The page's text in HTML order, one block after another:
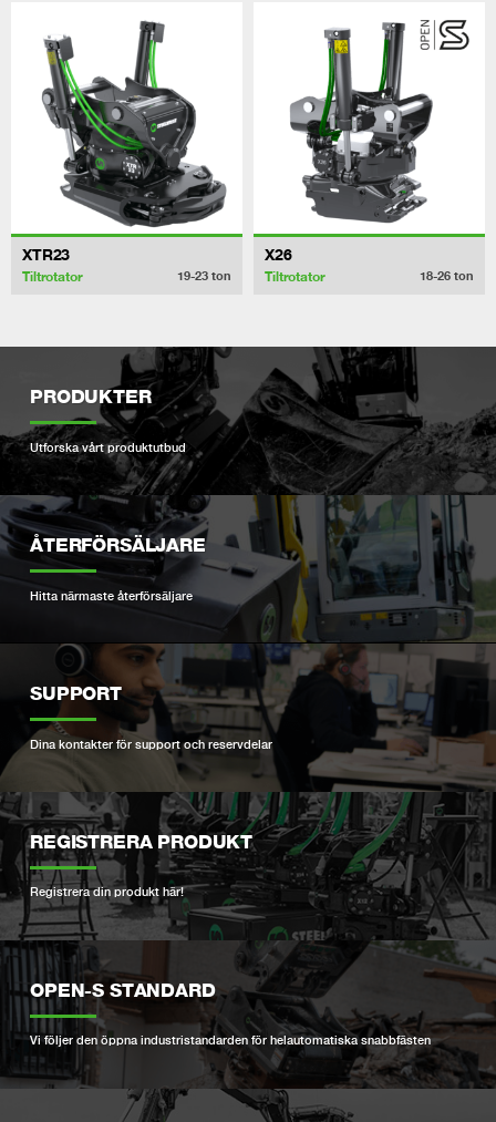
XTR23
Tiltrotator 19-23 ton
X26
Tiltrotator 18-26 ton
PRODUKTER
Utforska vårt produktutbud
ÅTERFÖRSÄLJARE
Hitta närmaste återförsäljare
SUPPORT
Dina kontakter för support och reservdelar
REGISTRERA PRODUKT
Registrera din produkt här!
OPEN-S STANDARD
Vi följer den öppna industristandarden för helautomatiska snabbfästen